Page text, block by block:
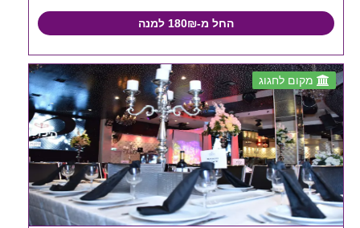
החל מ-180₪ למנה
מקום לחגוג